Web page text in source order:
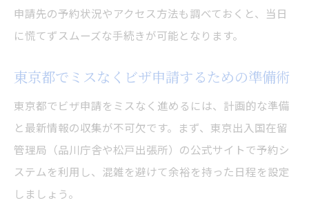
申請先の予約状況やアクセス方法も調べておくと、当日
に慌てずスムーズな手続きが可能となります。
東京都でミスなくビザ申請するための準備術
東京都でビザ申請をミスなく進めるには、計画的な準備
と最新情報の収集が不可欠です。まず、東京出入国在留
管理局（品川庁舎や松戸出張所）の公式サイトで予約シ
ステムを利用し、混雑を避けて余裕を持った日程を設定
しましょう。